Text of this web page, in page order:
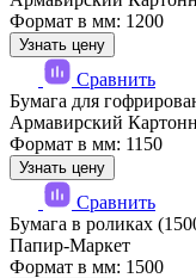
Формат в мм: 1200
Узнать цену
Сравнить
Бумага для
Армавирский
Формат в мм: 1150
Узнать цену
Сравнить
Бумага в роликах
Папир-Маркет
Формат в мм: 1500